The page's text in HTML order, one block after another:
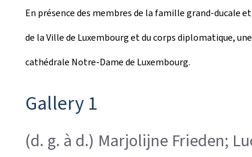
é
e
l
En présence des membres de la famille grand-ducale
de la Ville de Luxembourg et du corps diplomatique,
cathédrale Notre-Dame de Luxembourg.
Gallery 1
(d. g. à d.) Marjolijne Frieden;